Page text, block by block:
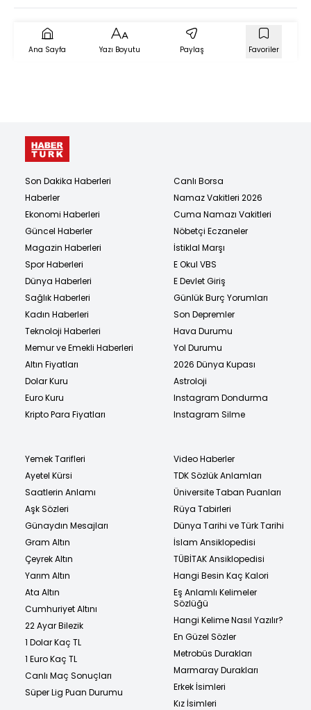
Ana Sayfa Yazı Boyutu Paylaş Favoriler
Son Dakika Haberleri
Haberler
Ekonomi Haberleri
Güncel Haberler
Magazin Haberleri
Spor Haberleri
Dünya Haberleri
Sağlık Haberleri
Kadın Haberleri
Teknoloji Haberleri
Memur ve Emekli Haberleri
Altın Fiyatları
Dolar Kuru
Euro Kuru
Kripto Para Fiyatları
Canlı Borsa
Namaz Vakitleri 2026
Cuma Namazı Vakitleri
Nöbetçi Eczaneler
İstiklal Marşı
E Okul VBS
E Devlet Giriş
Günlük Burç Yorumları
Son Depremler
Hava Durumu
Yol Durumu
2026 Dünya Kupası
Astroloji
Instagram Dondurma
Instagram Silme
Yemek Tarifleri
Ayetel Kürsi
Saatlerin Anlamı
Aşk Sözleri
Günaydın Mesajları
Gram Altın
Çeyrek Altın
Yarım Altın
Ata Altın
Cumhuriyet Altını
22 Ayar Bilezik
1 Dolar Kaç TL
1 Euro Kaç TL
Canlı Maç Sonuçları
Süper Lig Puan Durumu
Video Haberler
TDK Sözlük Anlamları
Üniversite Taban Puanları
Rüya Tabirleri
Dünya Tarihi ve Türk Tarihi
İslam Ansiklopedisi
TÜBİTAK Ansiklopedisi
Hangi Besin Kaç Kalori
Eş Anlamlı Kelimeler
Sözlüğü
Hangi Kelime Nasıl Yazılır?
En Güzel Sözler
Metrobüs Durakları
Marmaray Durakları
Erkek İsimleri
Kız İsimleri